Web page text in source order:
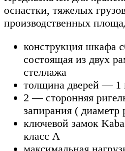
оснастки, тяжелых
производственных
конструкция шкафа
состоящая из двух
стеллажа
толщина дверей —
2 — сторонняя
запирания (
ключевой замок
класс А